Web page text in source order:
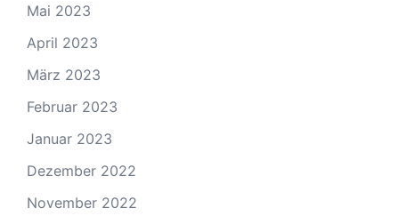
Mai 2023
April 2023
März 2023
Februar 2023
Januar 2023
Dezember 2022
November 2022